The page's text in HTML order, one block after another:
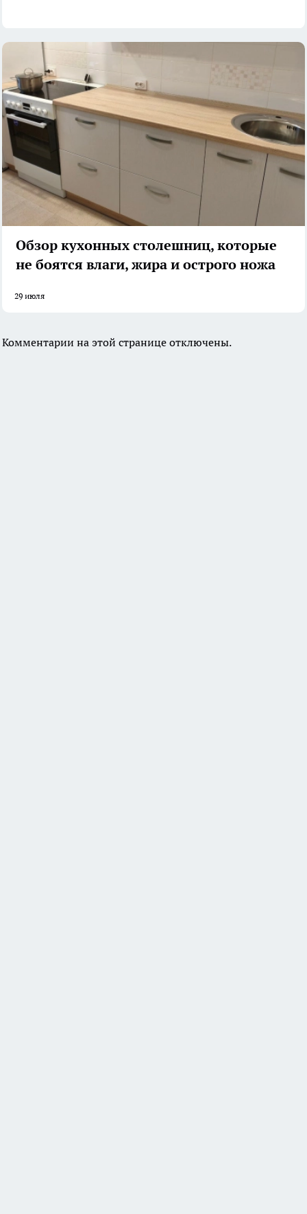
Обзор кухонных столешниц, которые
не боятся влаги, жира и острого ножа
29 июля
Комментарии на этой странице отключены.